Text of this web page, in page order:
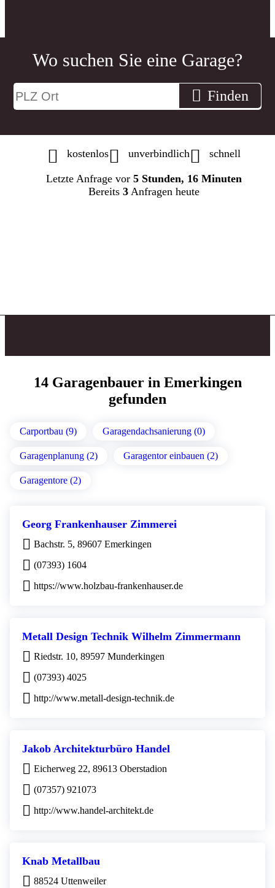
Wo suchen Sie eine Garage?
Finden
Letzte Anfrage vor 5 Stunden, 16 Minuten
Bereits 3Anfragen heute
kostenlos unverbindlich schnell
14 Garagenbauer in Emerkingen
gefunden
Carportbau (9) Garagendachsanierung (0)
Garagenplanung (2) Garagentor einbauen (2)
Garagentore (2)
Georg Frankenhauser Zimmerei
Bachstr. 5, 89607 Emerkingen
(07393) 1604
https://www.holzbau-frankenhauser.de
Metall Design Technik Wilhelm Zimmermann
Riedstr. 10, 89597 Munderkingen
(07393) 4025
http://www.metall-design-technik.de
Jakob Architekturbüro Handel
Eicherweg 22, 89613 Oberstadion
(07357) 921073
http://www.handel-architekt.de
Knab Metallbau
88524 Uttenweiler